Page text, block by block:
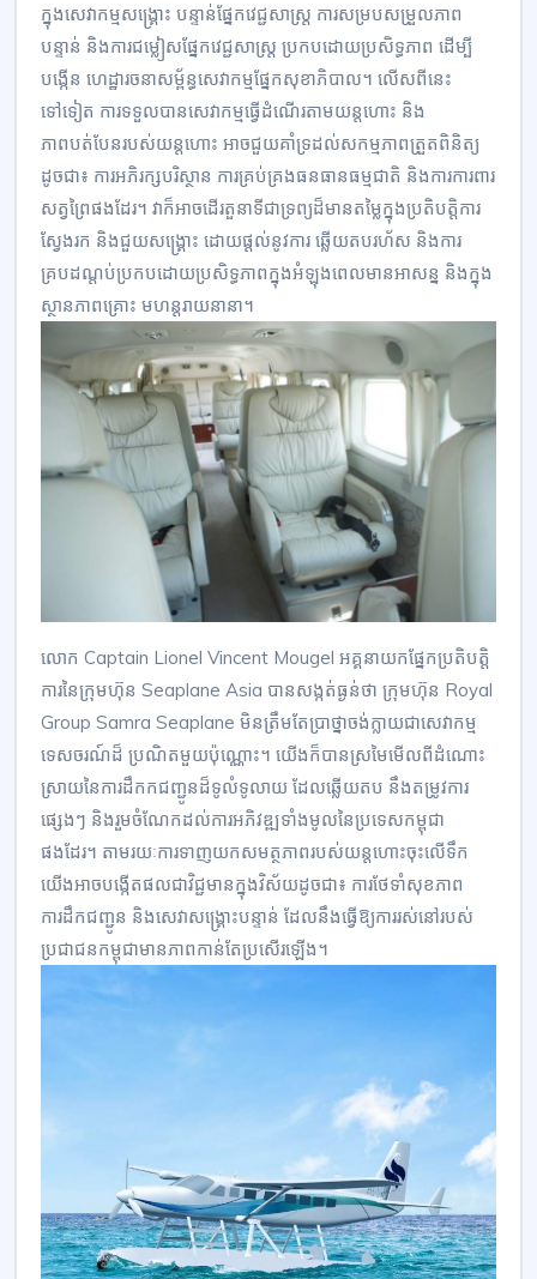
ក្នុងសេវាកម្មសង្គ្រោះ បន្ទាន់ផ្នែកវេជ្ជសាស្ត្រ ការសម្របសម្រួលភាព
បន្ទាន់ និងការជម្លៀសផ្នែកវេជ្ជសាស្ត្រ ប្រកបដោយប្រសិទ្ធភាព ដើម្បី
បង្កើន ហេដ្ឋារចនាសម្ព័ន្ធសេវាកម្មផ្នែកសុខាភិបាល។ លើសពីនេះ
ទៅទៀត ការទទួលបានសេវាកម្មធ្វើដំណើរតាមយន្តហោះ និង
ភាពបត់បែនរបស់យន្តហោះ អាចជួយគាំទ្រដល់សកម្មភាពត្រួតពិនិត្យ
ដូចជា៖ ការអភិរក្សបរិស្ថាន ការគ្រប់គ្រងធនធានធម្មជាតិ និងការការពារ
សត្វព្រៃផងដែរ។ វាក៏អាចដើរតួនាទីជាទ្រព្យដ៏មានតម្លៃក្នុងប្រតិបត្តិការ
ស្វែងរក និងជួយសង្គ្រោះ ដោយផ្តល់នូវការ ឆ្លើយតបរហ័ស និងការ
គ្របដណ្តប់ប្រកបដោយប្រសិទ្ធភាពក្នុងអំឡុងពេលមានអាសន្ន និងក្នុង
ស្ថានភាពគ្រោះ មហន្តរាយនានា។
លោក Captain Lionel Vincent Mougel អគ្គនាយកផ្នែកប្រតិបត្តិ
ការនៃក្រុមហ៊ុន Seaplane Asia បានសង្កត់ធ្ងន់ថា ក្រុមហ៊ុន Royal
Group Samra Seaplane មិនត្រឹមតែប្រាថ្នាចង់ក្លាយជាសេវាកម្ម
ទេសចរណ៍ដ៏ ប្រណិតមួយប៉ុណ្ណោះ។ យើងក៏បានស្រមៃមើលពីដំណោះ
ស្រាយនៃការដឹកកជញ្ជូនដ៏ទូលំទូលាយ ដែលឆ្លើយតប នឹងតម្រូវការ
ផ្សេងៗ និងរួមចំណែកដល់ការអភិវឌ្ឍទាំងមូលនៃប្រទេសកម្ពុជា
ផងដែរ។ តាមរយៈការទាញយកសមត្ថភាពរបស់យន្តហោះចុះលើទឹក
យើងអាចបង្កើតផលជាវិជ្ជមានក្នុងវិស័យដូចជា៖ ការថែទាំសុខភាព
ការដឹកជញ្ជូន និងសេវាសង្គ្រោះបន្ទាន់ ដែលនឹងធ្វើឱ្យការរស់នៅរបស់
ប្រជាជនកម្ពុជាមានភាពកាន់តែប្រសើរឡើង។